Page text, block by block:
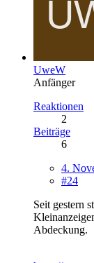
UweW
Anfänger
Reaktionen
2
Beiträge
6
4.
#24
Seit gestern
Abdeckung.